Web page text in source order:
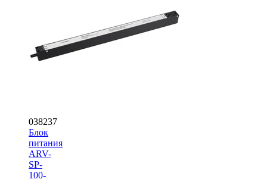
038237
Блок
питания
ARV-
SP-
100-